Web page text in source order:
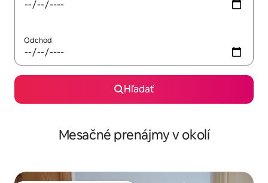
Odchod
Hľadať
Mesačné prenájmy v okolí